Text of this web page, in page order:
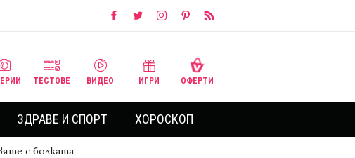
ТЕСТОВЕ ВИДЕО ИГРИ ОФЕРТИ
ЗДРАВЕ И СПОРТ ХОРОСКОП
с болката